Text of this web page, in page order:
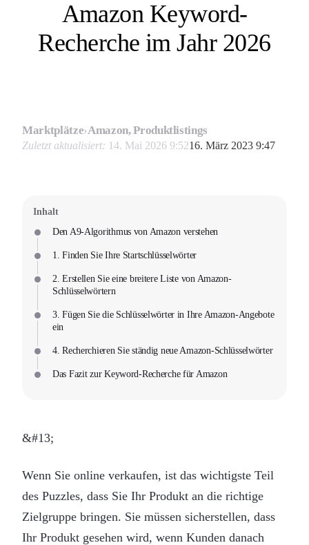
Amazon Keyword-
Recherche im Jahr 2026
Marktplätze›Amazon, Produktlistings
Zuletzt aktualisiert: 14. Mai 2026 9:5216. März 2023 9:47
Inhalt
Den A9-Algorithmus von Amazon verstehen
1. Finden Sie Ihre Startschlüsselwörter
2. Erstellen Sie eine breitere Liste von Amazon-
Schlüsselwörtern
3. Fügen Sie die Schlüsselwörter in Ihre Amazon-Angebote
ein
4. Recherchieren Sie ständig neue Amazon-Schlüsselwörter
Das Fazit zur Keyword-Recherche für Amazon
&#13;
Wenn Sie online verkaufen, ist das wichtigste Teil
des Puzzles, dass Sie Ihr Produkt an die richtige
Zielgruppe bringen. Sie müssen sicherstellen, dass
Ihr Produkt gesehen wird, wenn Kunden danach